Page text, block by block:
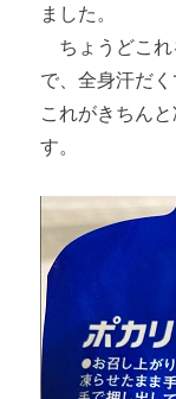
ました。
ちょうどこれ
で、全身汗だ
これがきちん
す。